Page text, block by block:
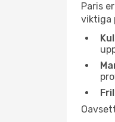
Paris
viktiga